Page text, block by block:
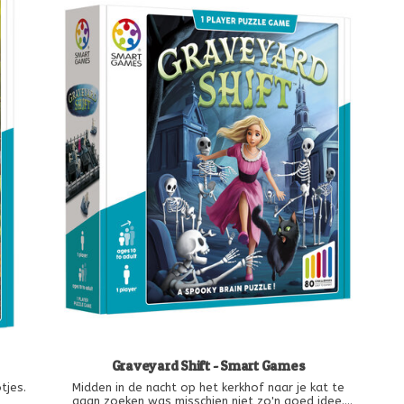
Graveyard Shift - Smart Games
Midden in de nacht op het kerkhof naar je kat te
gaan zoeken was misschien niet zo'n goed idee.